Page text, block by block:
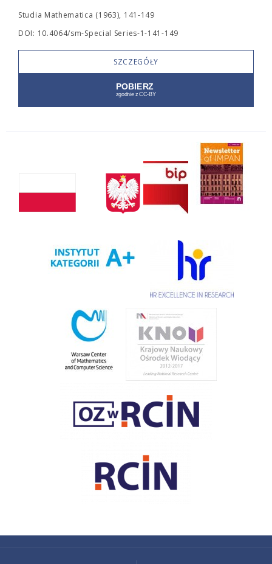
Studia Mathematica (1963), 141-149
DOI: 10.4064/sm-Special Series-1-141-149
SZCZEGÓŁY